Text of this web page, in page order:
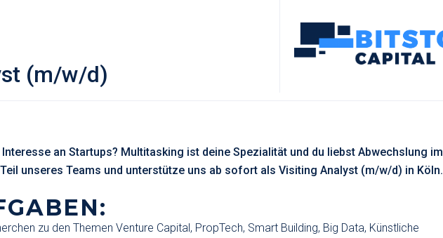
(m/w/d)
an Startups? Multitasking ist deine Spezialität und du liebst Abwechslung im
unseres Teams und unterstütze uns ab sofort als Visiting Analyst (m/w/d) in Köln.
zu den Themen Venture Capital, PropTech, Smart Building, Big Data, Künstliche